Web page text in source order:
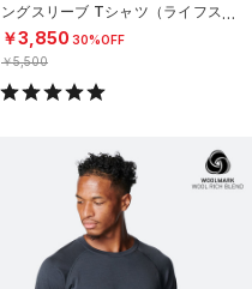
ングスリーブ Tシャツ（ライフスタ
イル/MEN）
￥3,850 30%OFF
￥5,500